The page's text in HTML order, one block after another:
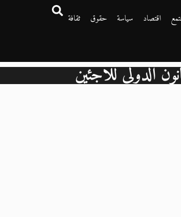
اقتصاد سياسة حقوق
ثقافة
الدولي للاجئين